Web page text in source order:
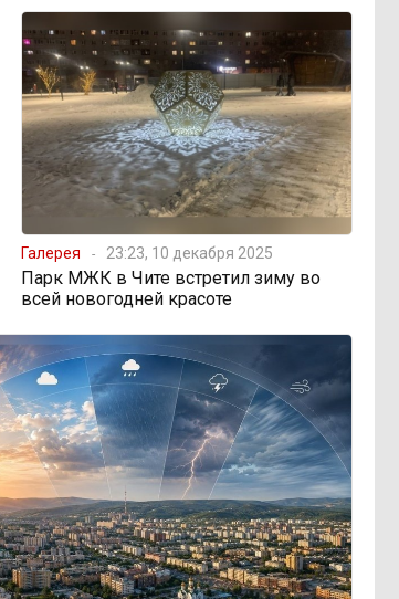
Галерея 23:23, 10 декабря 2025
Парк МЖК в Чите встретил зиму во
всей новогодней красоте